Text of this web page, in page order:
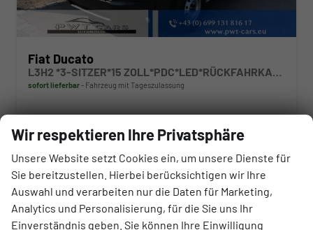
Fiat Ducato
L3H2 *3-SITZER*15 ZOLL*PDC*LED*RÜCKFAHRKAMERA*DAB*KLIMA*HECKTÜRE 260°*
sofort lieferbar Fahrzeug mit Tageszulassung
Kraftstoff Diesel Außenfarbe Weiß
Leistung 103 kW (140 PS) Kilometerstand 10 km
01.06.2026
44.260,– €
Wir respektieren Ihre Privatsphäre
Unsere Website setzt Cookies ein, um unsere Dienste für
Sie bereitzustellen. Hierbei berücksichtigen wir Ihre
Auswahl und verarbeiten nur die Daten für Marketing,
Analytics und Personalisierung, für die Sie uns Ihr
Einverständnis geben. Sie können Ihre Einwilligung